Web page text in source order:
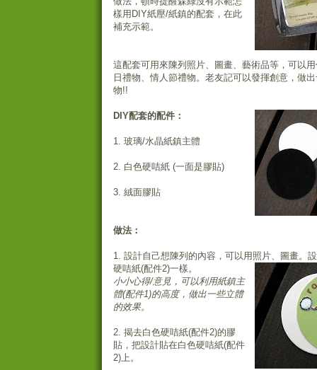
樣用DIY紙壓/紙鎮的配套，在此
補充示範。
這配套可用來陳列照片、圖畫、藝術品等，可以
日禮物、情人節禮物。老友記可以發揮創意，做
物!!
DIY配套的配件：
1. 玻璃/水晶紙鎮主體
2. 白色硬咭紙 (一面是膠貼)
3. 絨面膠貼
做法：
1. 設計自己想陳列的內容，可以用照片、圖畫。
硬咭紙(配件2)一樣。
小小心得/意見，可以利用紙鎮主
體(配件1)的高度，做出一些立體
的效果。
2. 揭去白色硬咭紙(配件2)的膠
貼，把設計貼在白色硬咭紙(配件
2)上。